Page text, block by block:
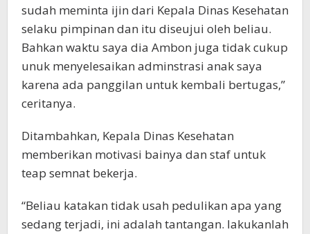
sudah meminta ijin dari Kepala Dinas Kesehatan
selaku pimpinan dan itu diseujui oleh beliau.
Bahkan waktu saya dia Ambon juga tidak cukup
unuk menyelesaikan adminstrasi anak saya
karena ada panggilan untuk kembali bertugas,”
ceritanya.
Ditambahkan, Kepala Dinas Kesehatan
memberikan motivasi bainya dan staf untuk
teap semnat bekerja.
“Beliau katakan tidak usah pedulikan apa yang
sedang terjadi, ini adalah tantangan. lakukanlah